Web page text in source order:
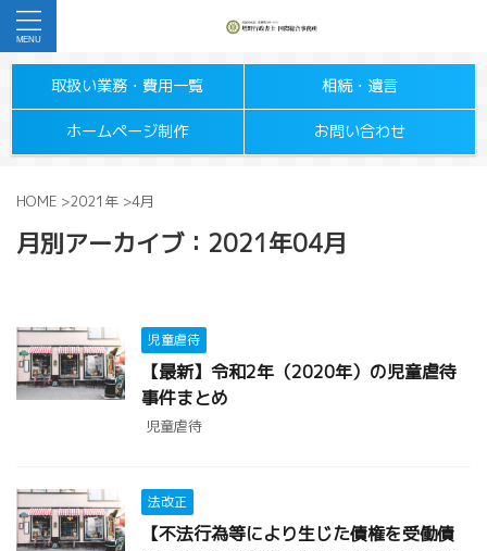
取扱い業務・費用一覧 相続・遺言
ホームページ制作 お問い合わせ
HOME >2021年 >4月
月別アーカイブ：2021年04月
児童虐待
【最新】令和2年（2020年）の児童虐待
事件まとめ
児童虐待
法改正
【不法行為等により生じた債権を受働債